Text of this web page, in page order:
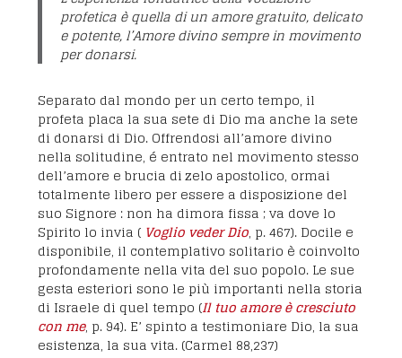
profetica è quella di un amore gratuito, delicato
e potente, l’Amore divino sempre in movimento
per donarsi.
Separato dal mondo per un certo tempo, il
profeta placa la sua sete di Dio ma anche la sete
di donarsi di Dio. Offrendosi all’amore divino
nella solitudine, é entrato nel movimento stesso
dell’amore e brucia di zelo apostolico, ormai
totalmente libero per essere a disposizione del
suo Signore : non ha dimora fissa ; va dove lo
Spirito lo invia ( Voglio veder Dio, p. 467). Docile e
disponibile, il contemplativo solitario è coinvolto
profondamente nella vita del suo popolo. Le sue
gesta esteriori sono le più importanti nella storia
di Israele di quel tempo (Il tuo amore è cresciuto
con me, p. 94). E’ spinto a testimoniare Dio, la sua
esistenza, la sua vita. (Carmel 88,237)